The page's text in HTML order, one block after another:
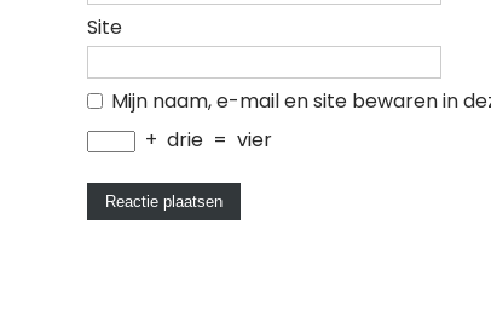
Site
Mijn naam, e-mail en site bewaren in
+ drie = vier